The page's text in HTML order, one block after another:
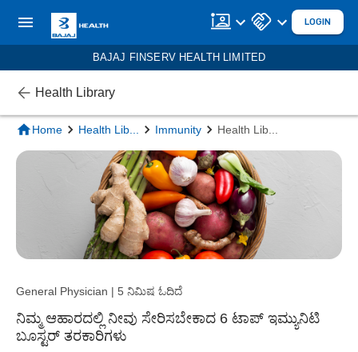
LOGIN
BAJAJ FINSERV HEALTH LIMITED
Health Library
Home Health Lib Immunity Health Lib
General Physician | 5 ನಿಮಿಷ ಓದಿದೆ
ನಿಮ್ಮ ಆಹಾರದಲ್ಲಿ ನೀವು ಸೇರಿಸಬೇಕಾದ 6 ಟಾಪ್ ಇಮ್ಯುನಿಟಿ
ಬೂಸ್ಟರ್ ತರಕಾರಿಗಳು